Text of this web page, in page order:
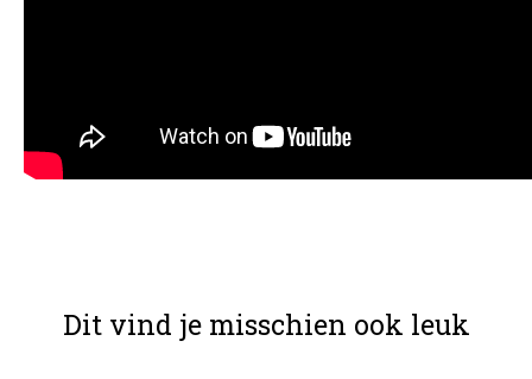
Dit vind je misschien ook leuk